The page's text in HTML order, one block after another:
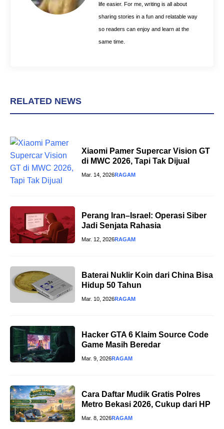
life easier. For me, writing is all about
sharing stories in a fun and relatable way
so readers can enjoy and learn at the
same time.
RELATED NEWS
Xiaomi Pamer Supercar Vision GT
di MWC 2026, Tapi Tak Dijual
Mar. 14, 2026RAGAM
Perang Iran–Israel: Operasi Siber
Jadi Senjata Rahasia
Mar. 12, 2026RAGAM
Baterai Nuklir Koin dari China Bisa
Hidup 50 Tahun
Mar. 10, 2026RAGAM
Hacker GTA 6 Klaim Source Code
Game Masih Beredar
Mar. 9, 2026RAGAM
Cara Daftar Mudik Gratis Polres
Metro Bekasi 2026, Cukup dari HP
Mar. 8, 2026RAGAM